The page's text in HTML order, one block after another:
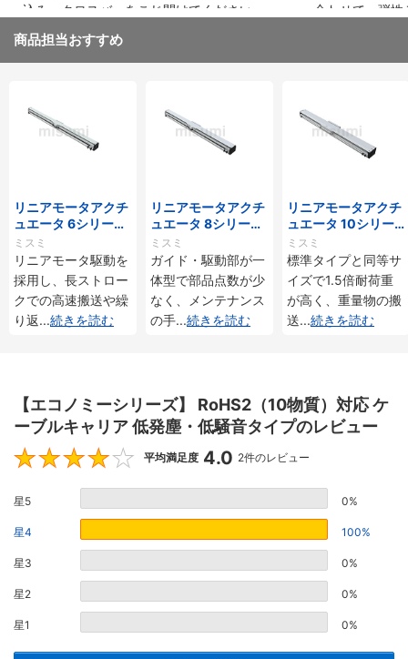
込み、クロスバーをこじ開けてください
合わせて、弾
商品担当おすすめ
リニアモータアクチ
ュエータ 6シリーズ
標準タイプ インクリ
メンタル・アブソリ
ュート仕様
ミスミ
リニアモータ駆動を
採用し、長ストロー
クでの高速搬送や繰
り返...続きを読む
リニアモータアクチ
ュエータ 8シリーズ
標準タイプ インクリ
メンタル・アブソリ
ュート仕様
ミスミ
ガイド・駆動部が一
体型で部品点数が少
なく、メンテナンス
の手...続きを読む
リニアモータアクチ
ュエータ 10シリー
ズ 標準タイプ 重荷
重 インクリメンタ
ル・アブソリュート
仕様
ミスミ
標準タイプと同等サ
イズで1.5倍耐荷重
が高く、重量物の搬
送...続きを読む
【エコノミーシリーズ】 RoHS2（10物質）対応 ケ
ーブルキャリア 低発塵・低騒音タイプのレビュー
4
平均満足度 4.0 2件のレビュー
星5 0%
星4 100%
星3 0%
星2 0%
星1 0%